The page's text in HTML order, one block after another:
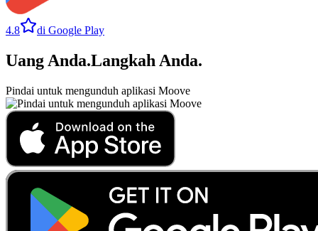
4.8 di Google Play
Uang Anda.Langkah Anda.
Pindai untuk mengunduh aplikasi Moove